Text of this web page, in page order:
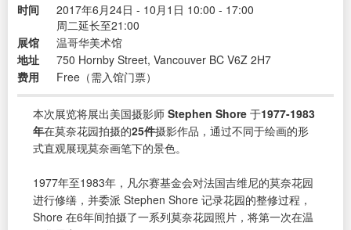
时间
2017年6月24日 - 10月1日 10:00 - 17:00
周二延长至21:00
展馆
温哥华美术馆
地址
750 Hornby Street, Vancouver BC V6Z 2H7
费用
Free（需入馆门票）
本次展览将展出美国摄影师 Stephen Shore 于1977-1983
年在莫奈花园拍摄的25件摄影作品，通过不同于绘画的形
式直观展现莫奈画笔下的景色。
1977年至1983年，凡尔赛基金会对法国吉维尼的莫奈花园
进行修缮，并委派 Stephen Shore 记录花园的整修过程，
Shore 在6年间拍摄了一系列莫奈花园照片，将第一次在温